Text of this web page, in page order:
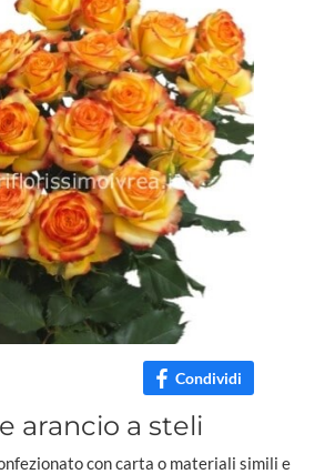
Condividi
arancio a steli
con carta o materiali simili e